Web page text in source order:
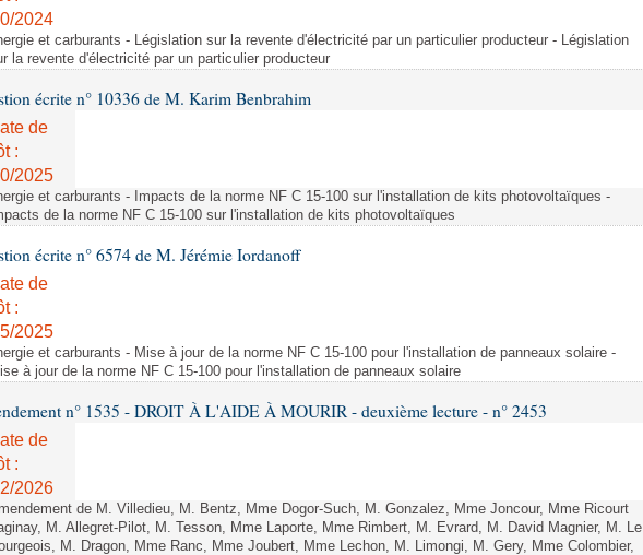
2024
et carburants - Législation sur la revente d'électricité par un particulier producteur - Législation
la revente d'électricité par un particulier producteur
écrite n° 10336 de M. Karim Benbrahim
de
:
2025
et carburants - Impacts de la norme NF C 15-100 sur l'installation de kits photovoltaïques -
de la norme NF C 15-100 sur l'installation de kits photovoltaïques
écrite n° 6574 de M. Jérémie Iordanoff
de
:
2025
et carburants - Mise à jour de la norme NF C 15-100 pour l'installation de panneaux solaire -
à jour de la norme NF C 15-100 pour l'installation de panneaux solaire
n° 1535 - DROIT À L'AIDE À MOURIR - deuxième lecture - n° 2453
de
:
2026
de M. Villedieu, M. Bentz, Mme Dogor-Such, M. Gonzalez, Mme Joncour, Mme Ricourt
M. Allegret-Pilot, M. Tesson, Mme Laporte, Mme Rimbert, M. Evrard, M. David Magnier, M. Le
M. Dragon, Mme Ranc, Mme Joubert, Mme Lechon, M. Limongi, M. Gery, Mme Colombier,